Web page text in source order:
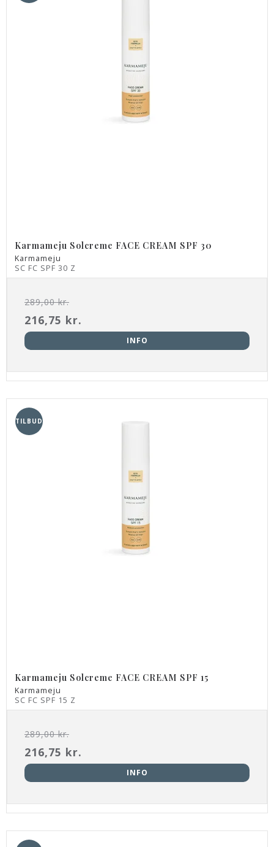
Karmameju Solcreme FACE CREAM SPF 30
Karmameju
SC FC SPF 30 Z
289,00 kr.
216,75 kr.
INFO
TILBUD
Karmameju Solcreme FACE CREAM SPF 15
Karmameju
SC FC SPF 15 Z
289,00 kr.
216,75 kr.
INFO